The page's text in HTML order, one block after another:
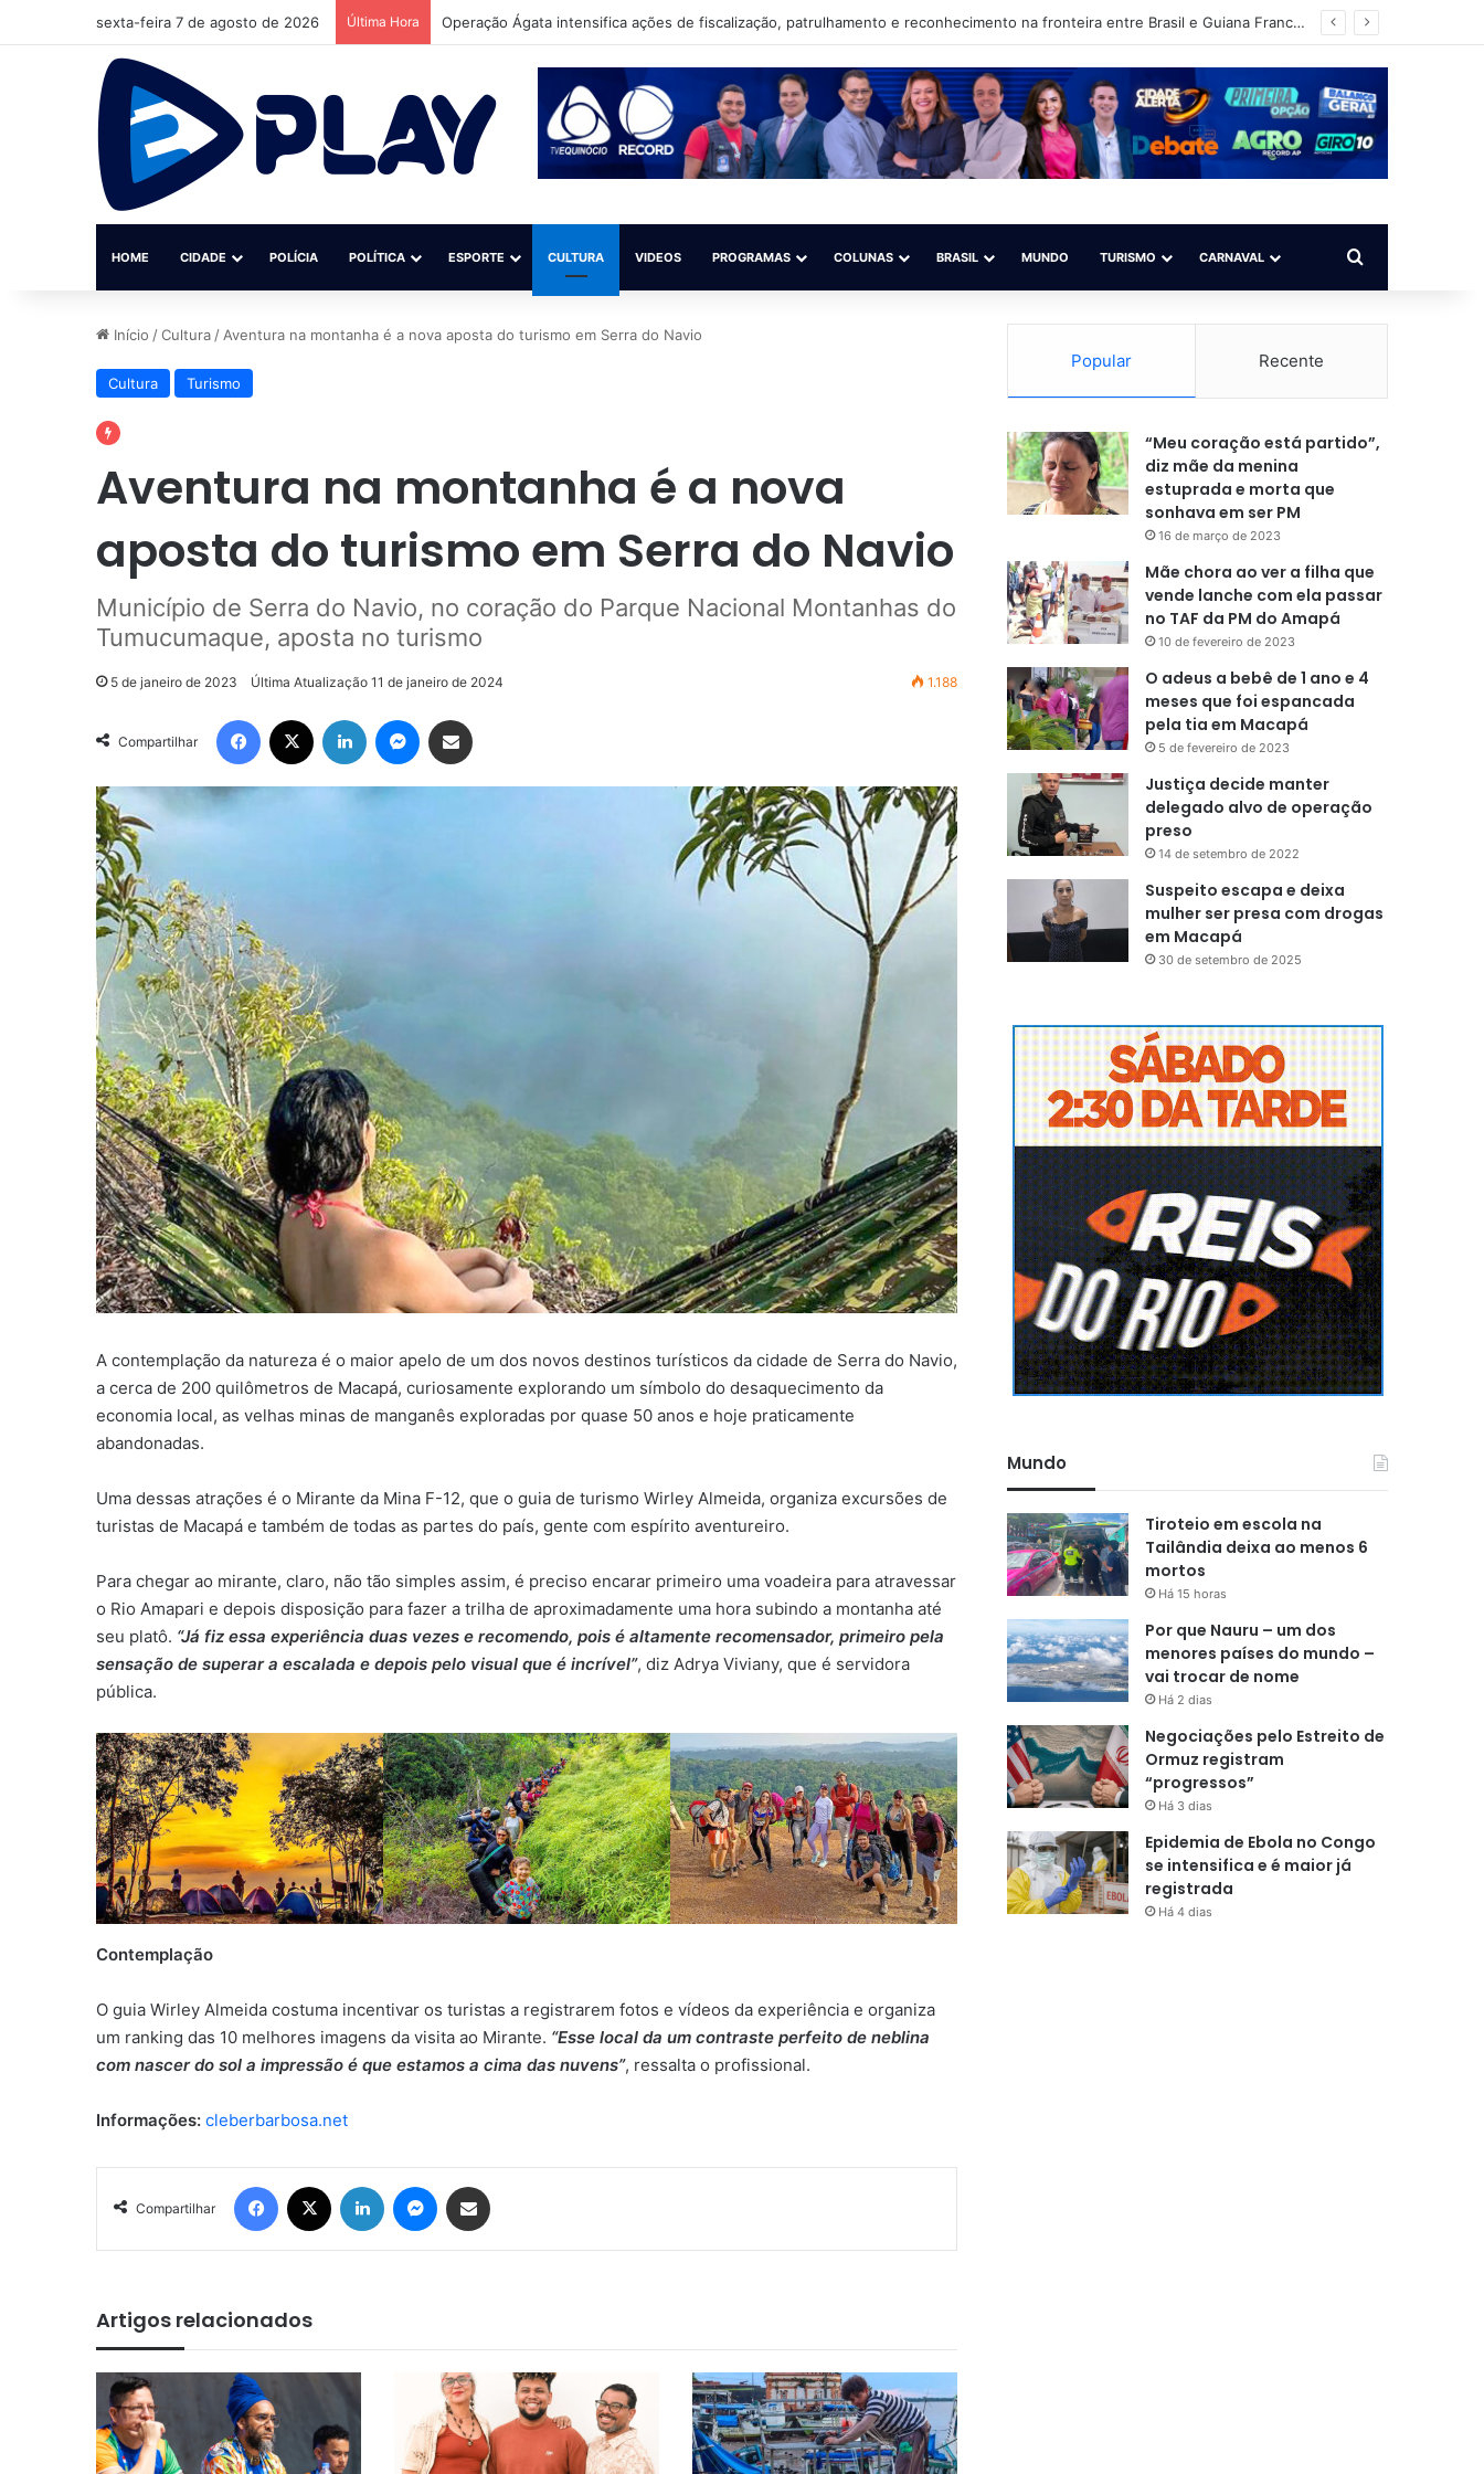
sexta-feira 7 de agosto de 2026 Última Hora Operação Ágata intensifica ações de fiscalização, patrulhamento e reconhecimento na fronteira entre Brasil e Guiana Francesa
HOME CIDADE POLÍCIA POLÍTICA ESPORTE CULTURA VIDEOS PROGRAMAS COLUNAS BRASIL MUNDO TURISMO CARNAVAL Procurar por
Início /Cultura / Aventura na montanha é a nova aposta do turismo em Serra do Navio
Cultura Turismo
Aventura na montanha é a nova
aposta do turismo em Serra do Navio
Município de Serra do Navio, no coração do Parque Nacional Montanhas do
Tumucumaque, aposta no turismo
5 de janeiro de 2023 Última Atualização 11 de janeiro de 2024 1.188
Compartilhar
Facebook Linkedin Messenger
A contemplação da natureza é o maior apelo de um dos novos destinos turísticos da cidade de Serra do Navio,
a cerca de 200 quilômetros de Macapá, curiosamente explorando um símbolo do desaquecimento da
economia local, as velhas minas de manganês exploradas por quase 50 anos e hoje praticamente
abandonadas.
Uma dessas atrações é o Mirante da Mina F-12, que o guia de turismo Wirley Almeida, organiza excursões de
turistas de Macapá e também de todas as partes do país, gente com espírito aventureiro.
Para chegar ao mirante, claro, não tão simples assim, é preciso encarar primeiro uma voadeira para atravessar
o Rio Amapari e depois disposição para fazer a trilha de aproximadamente uma hora subindo a montanha até
seu platô. “Já fiz essa experiência duas vezes e recomendo, pois é altamente recomensador, primeiro pela
sensação de superar a escalada e depois pelo visual que é incrível”, diz Adrya Viviany, que é servidora
pública.
Contemplação
O guia Wirley Almeida costuma incentivar os turistas a registrarem fotos e vídeos da experiência e organiza
um ranking das 10 melhores imagens da visita ao Mirante. “Esse local da um contraste perfeito de neblina
com nascer do sol a impressão é que estamos a cima das nuvens”, ressalta o profissional.
Informações: cleberbarbosa.net
Compartilhar
Facebook Linkedin Messenger
Artigos relacionados
Popular Recente
“Meu coração está partido”,
diz mãe da menina
estuprada e morta que
sonhava em ser PM
16 de março de 2023
Mãe chora ao ver a filha que
vende lanche com ela passar
no TAF da PM do Amapá
10 de fevereiro de 2023
O adeus a bebê de 1 ano e 4
meses que foi espancada
pela tia em Macapá
5 de fevereiro de 2023
Justiça decide manter
delegado alvo de operação
preso
14 de setembro de 2022
Suspeito escapa e deixa
mulher ser presa com drogas
em Macapá
30 de setembro de 2025
Mundo
Tiroteio em escola na
Tailândia deixa ao menos 6
mortos
Há 15 horas
Por que Nauru – um dos
menores países do mundo –
vai trocar de nome
Há 2 dias
Negociações pelo Estreito de
Ormuz registram
“progressos”
Há 3 dias
Epidemia de Ebola no Congo
se intensifica e é maior já
registrada
Há 4 dias